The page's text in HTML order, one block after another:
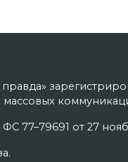
правда»
77–79691 от 27